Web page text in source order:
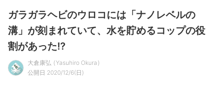
ガラガラヘビのウロコには「ナノレベルの
溝」が刻まれていて、水を貯めるコップの役
割があった!?
大倉康弘
Yasuhiro Okura
公開日 2020/12/6(日)